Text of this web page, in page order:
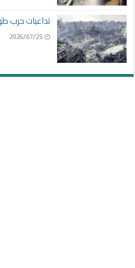
تداعيات حرب
2026/07/25